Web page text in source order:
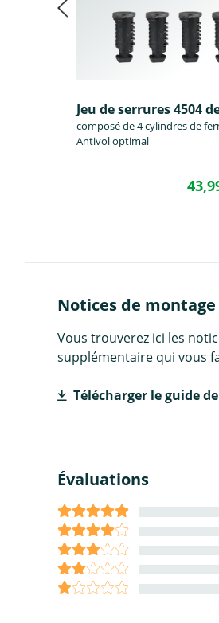
Jeu de serrures 4504
composé de 4 cylindres de
Antivol optimal
Notices de montage
Vous trouverez ici les
supplémentaire qui vous
Télécharger le guide
Évaluations